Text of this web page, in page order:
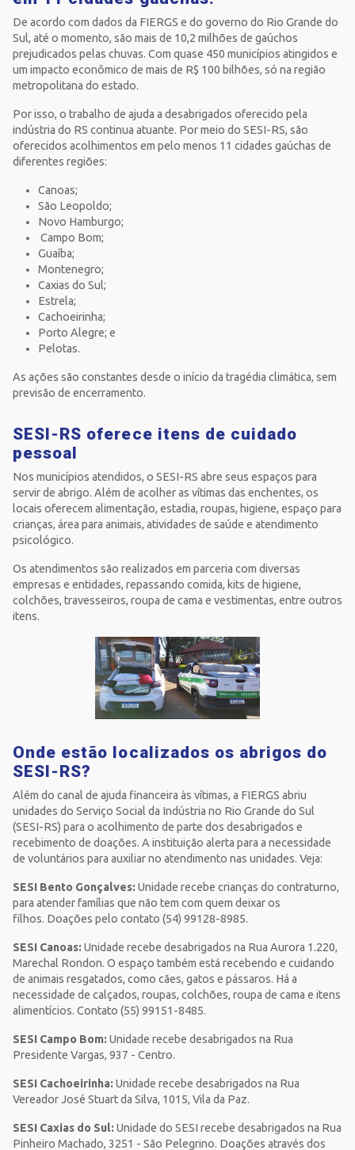
De acordo com dados da FIERGS e do governo do Rio Grande do
Sul, até o momento, são mais de 10,2 milhões de gaúchos
prejudicados pelas chuvas. Com quase 450 municípios atingidos e
um impacto econômico de mais de R$ 100 bilhões, só na região
metropolitana do estado.
Por isso, o trabalho de ajuda a desabrigados oferecido pela
indústria do RS continua atuante. Por meio do SESI-RS, são
oferecidos acolhimentos em pelo menos 11 cidades gaúchas de
diferentes regiões:
Canoas;
São Leopoldo;
Novo Hamburgo;
Campo Bom;
Guaíba;
Montenegro;
Caxias do Sul;
Estrela;
Cachoeirinha;
Porto Alegre; e
Pelotas.
As ações são constantes desde o início da tragédia climática, sem
previsão de encerramento.
SESI-RS oferece itens de cuidado
pessoal
Nos municípios atendidos, o SESI-RS abre seus espaços para
servir de abrigo. Além de acolher as vítimas das enchentes, os
locais oferecem alimentação, estadia, roupas, higiene, espaço para
crianças, área para animais, atividades de saúde e atendimento
psicológico.
Os atendimentos são realizados em parceria com diversas
empresas e entidades, repassando comida, kits de higiene,
colchões, travesseiros, roupa de cama e vestimentas, entre outros
itens.
Onde estão localizados os abrigos do
SESI-RS?
Além do canal de ajuda financeira às vítimas, a FIERGS abriu
unidades do Serviço Social da Indústria no Rio Grande do Sul
(SESI-RS) para o acolhimento de parte dos desabrigados e
recebimento de doações. A instituição alerta para a necessidade
de voluntários para auxiliar no atendimento nas unidades. Veja:
SESI Bento Gonçalves: Unidade recebe crianças do contraturno,
para atender famílias que não tem com quem deixar os
filhos. Doações pelo contato (54) 99128-8985.
SESI Canoas: Unidade recebe desabrigados na Rua Aurora 1.220,
Marechal Rondon. O espaço também está recebendo e cuidando
de animais resgatados, como cães, gatos e pássaros. Há a
necessidade de calçados, roupas, colchões, roupa de cama e itens
alimentícios. Contato (55) 99151-8485.
SESI Campo Bom: Unidade recebe desabrigados na Rua
Presidente Vargas, 937 - Centro.
SESI Cachoeirinha: Unidade recebe desabrigados na Rua
Vereador José Stuart da Silva, 1015, Vila da Paz.
SESI Caxias do Sul: Unidade do SESI recebe desabrigados na Rua
Pinheiro Machado, 3251 - São Pelegrino. Doações através dos